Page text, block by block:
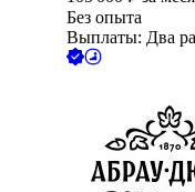
Без опыта
Выплаты: Два